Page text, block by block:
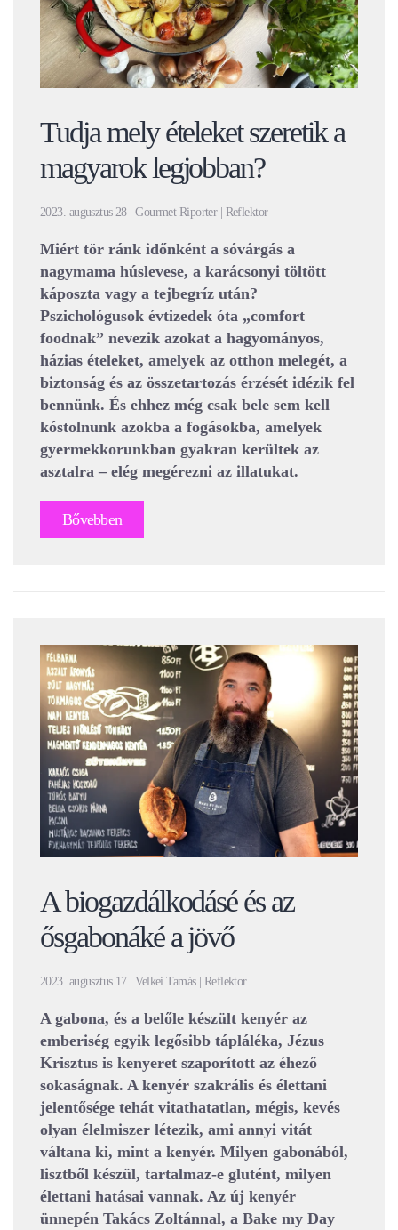
Tudja mely ételeket szeretik a
magyarok legjobban?
2023. augusztus 28 | Gourmet Riporter | Reflektor
Miért tör ránk időnként a sóvárgás a
nagymama húslevese, a karácsonyi töltött
káposzta vagy a tejbegríz után?
Pszichológusok évtizedek óta „comfort
foodnak” nevezik azokat a hagyományos,
házias ételeket, amelyek az otthon melegét, a
biztonság és az összetartozás érzését idézik fel
bennünk. És ehhez még csak bele sem kell
kóstolnunk azokba a fogásokba, amelyek
gyermekkorunkban gyakran kerültek az
asztalra – elég megérezni az illatukat.
Bővebben
A biogazdálkodásé és az
ősgabonáké a jövő
2023. augusztus 17 | Velkei Tamás | Reflektor
A gabona, és a belőle készült kenyér az
emberiség egyik legősibb tápláléka, Jézus
Krisztus is kenyeret szaporított az éhező
sokaságnak. A kenyér szakrális és élettani
jelentősége tehát vitathatatlan, mégis, kevés
olyan élelmiszer létezik, ami annyi vitát
váltana ki, mint a kenyér. Milyen gabonából,
lisztből készül, tartalmaz-e glutént, milyen
élettani hatásai vannak. Az új kenyér
ünnepén Takács Zoltánnal, a Bake my Day